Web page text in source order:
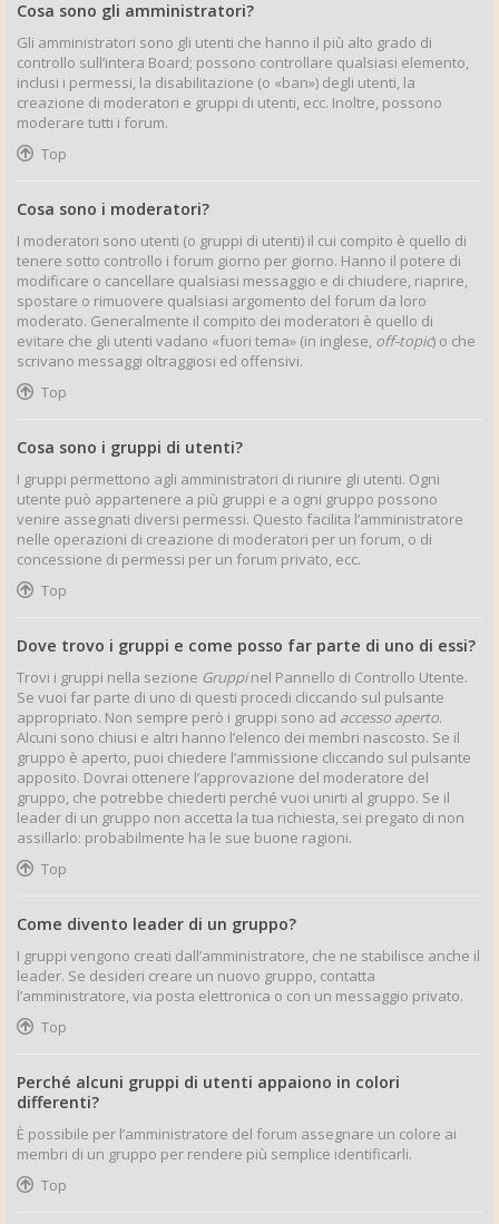
Cosa sono gli amministratori?
Gli amministratori sono gli utenti che hanno il più alto grado di
controllo sull’intera Board; possono controllare qualsiasi elemento,
inclusi i permessi, la disabilitazione (o «ban») degli utenti, la
creazione di moderatori e gruppi di utenti, ecc. Inoltre, possono
moderare tutti i forum.
Top
Cosa sono i moderatori?
I moderatori sono utenti (o gruppi di utenti) il cui compito è quello di
tenere sotto controllo i forum giorno per giorno. Hanno il potere di
modificare o cancellare qualsiasi messaggio e di chiudere, riaprire,
spostare o rimuovere qualsiasi argomento del forum da loro
moderato. Generalmente il compito dei moderatori è quello di
evitare che gli utenti vadano «fuori tema» (in inglese, off-topic) o che
scrivano messaggi oltraggiosi ed offensivi.
Top
Cosa sono i gruppi di utenti?
I gruppi permettono agli amministratori di riunire gli utenti. Ogni
utente può appartenere a più gruppi e a ogni gruppo possono
venire assegnati diversi permessi. Questo facilita l’amministratore
nelle operazioni di creazione di moderatori per un forum, o di
concessione di permessi per un forum privato, ecc.
Top
Dove trovo i gruppi e come posso far parte di uno di essi?
Trovi i gruppi nella sezione Gruppinel Pannello di Controllo Utente.
Se vuoi far parte di uno di questi procedi cliccando sul pulsante
appropriato. Non sempre però i gruppi sono ad accesso aperto.
Alcuni sono chiusi e altri hanno l’elenco dei membri nascosto. Se il
gruppo è aperto, puoi chiedere l’ammissione cliccando sul pulsante
apposito. Dovrai ottenere l’approvazione del moderatore del
gruppo, che potrebbe chiederti perché vuoi unirti al gruppo. Se il
leader di un gruppo non accetta la tua richiesta, sei pregato di non
assillarlo: probabilmente ha le sue buone ragioni.
Top
Come divento leader di un gruppo?
I gruppi vengono creati dall’amministratore, che ne stabilisce anche il
leader. Se desideri creare un nuovo gruppo, contatta
l’amministratore, via posta elettronica o con un messaggio privato.
Top
Perché alcuni gruppi di utenti appaiono in colori
differenti?
È possibile per l’amministratore del forum assegnare un colore ai
membri di un gruppo per rendere più semplice identificarli.
Top